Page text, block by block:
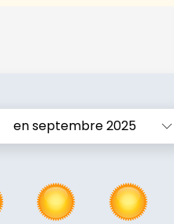
en septembre 2025